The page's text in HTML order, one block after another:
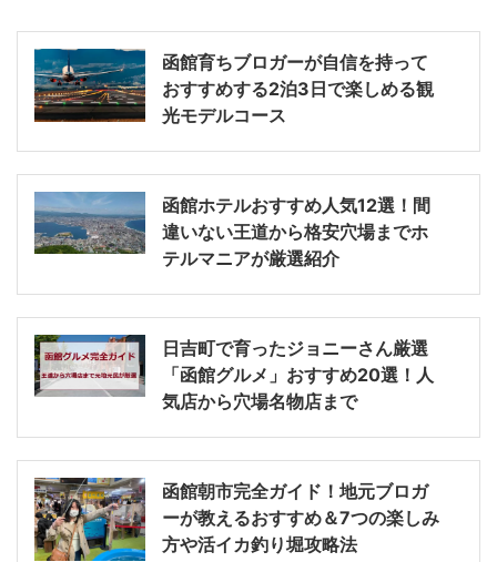
函館育ちブロガーが自信を持って
おすすめする2泊3日で楽しめる観
光モデルコース
函館ホテルおすすめ人気12選！間
違いない王道から格安穴場までホ
テルマニアが厳選紹介
日吉町で育ったジョニーさん厳選
「函館グルメ」おすすめ20選！人
気店から穴場名物店まで
函館朝市完全ガイド！地元ブロガ
ーが教えるおすすめ＆7つの楽しみ
方や活イカ釣り堀攻略法